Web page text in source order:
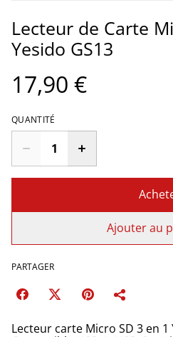
Lecteur de Carte
Yesido GS13
17,90 €
QUANTITÉ
Ajouter au
PARTAGER
Lecteur carte Micro SD 3 en 1